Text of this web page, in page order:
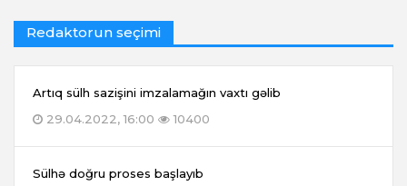
Redaktorun seçimi
Artıq sülh sazişini imzalamağın vaxtı gəlib
29.04.2022, 16:00
10400
Sülhə doğru proses başlayıb